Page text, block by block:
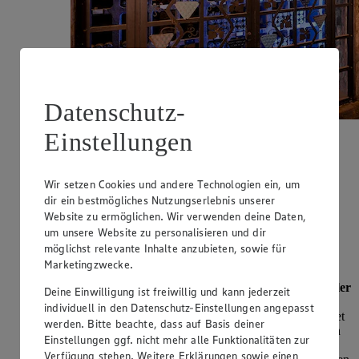
Bremer Ratskeller
Bremen und Wein?
Na klar! Auch wenn man nicht sofort an Wein denkt, wenn
man Bremen hört, verbindet sich mit demBremer Ratskeller
seit mehr als 600 Jahren eine Handelstradition, die einen
bedeutenden Beitrag zur Weinkultur in Deutschland geleistet
hat. In der Hansestadt Bremen kreuzten sich die wichtigsten
Handelsstraßen. Ob vom Rhein zur Ostsee oder von der
Datenschutz-
Einstellungen
Wir setzen Cookies und andere Technologien ein, um
dir ein bestmögliches Nutzungserlebnis unserer
Website zu ermöglichen. Wir verwenden deine Daten,
um unsere Website zu personalisieren und dir
möglichst relevante Inhalte anzubieten, sowie für
Marketingzwecke.
Deine Einwilligung ist freiwillig und kann jederzeit
individuell in den Datenschutz-Einstellungen angepasst
werden. Bitte beachte, dass auf Basis deiner
Einstellungen ggf. nicht mehr alle Funktionalitäten zur
Verfügung stehen. Weitere Erklärungen sowie einen